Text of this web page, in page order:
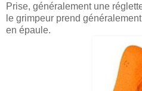
Prise, généralement une
le grimpeur prend
en épaule.